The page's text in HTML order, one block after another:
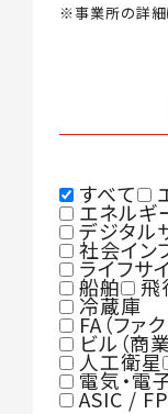
※事業所の詳細
すべて
エネルギ
デジタル
社会イン
ライフサ
船舶 飛
冷蔵庫
FA（ファ
ビル（商
人工衛星
電気・電
ASIC /